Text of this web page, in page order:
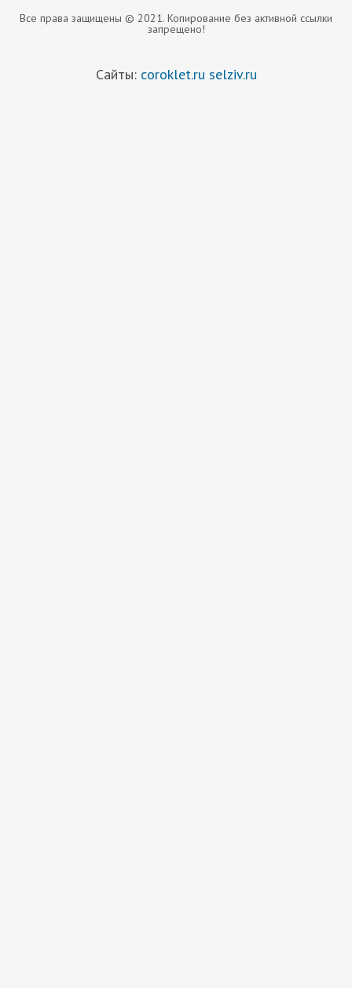
Все права защищены © 2021. Копирование без активной ссылки
запрещено!
Сайты: coroklet.ru selziv.ru